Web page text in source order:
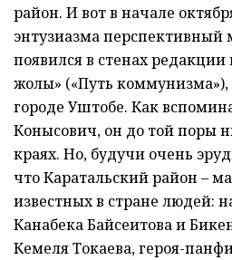
район. И вот в начале
энтузиазма перспективный
появился в стенах
жолы» («Путь коммунизма»),
городе Уштобе. Как
Конысович, он до той поры
краях. Но, будучи очень
что Каратальский район –
известных в стране людей:
Канабека Байсеитова и
Кемеля Токаева, героя-